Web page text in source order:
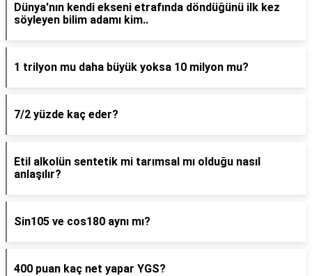
Dünya'nın kendi ekseni etrafında döndüğünü ilk kez
söyleyen bilim adamı kim..
1 trilyon mu daha büyük yoksa 10 milyon mu?
7/2 yüzde kaç eder?
Etil alkolün sentetik mi tarımsal mı olduğu nasıl
anlaşılır?
Sin105 ve cos180 aynı mı?
400 puan kaç net yapar YGS?